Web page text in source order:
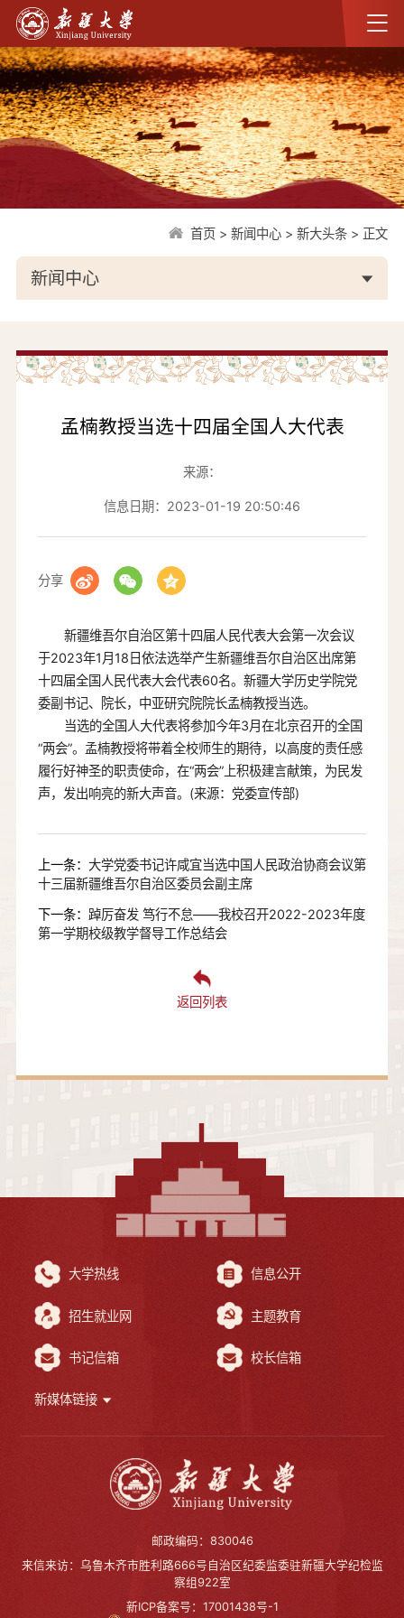
首页 >新闻中心 >新大头条 > 正文
新闻中心
孟楠教授当选十四届全国人大代表
来源：
信息日期：2023-01-19 20:50:46
分享
新疆维吾尔自治区第十四届人民代表大会第一次会议
于2023年1月18日依法选举产生新疆维吾尔自治区出席第
十四届全国人民代表大会代表60名。新疆大学历史学院党
委副书记、院长，中亚研究院院长孟楠教授当选。
当选的全国人大代表将参加今年3月在北京召开的全国
“两会”。孟楠教授将带着全校师生的期待，以高度的责任感
履行好神圣的职责使命，在“两会”上积极建言献策，为民发
声，发出响亮的新大声音。(来源：党委宣传部)
上一条： 大学党委书记许咸宜当选中国人民政治协商会议第
十三届新疆维吾尔自治区委员会副主席
下一条： 踔厉奋发 笃行不怠——我校召开2022-2023年度
第一学期校级教学督导工作总结会
返回列表
大学热线 信息公开
招生就业网 主题教育
书记信箱 校长信箱
新媒体链接
邮政编码：830046
来信来访：乌鲁木齐市胜利路666号自治区纪委监委驻新疆大学纪检监
察组922室
新ICP备案号：17001438号-1